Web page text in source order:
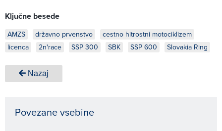
Ključne besede
AMZS državno prvenstvo
cestno hitrostni motociklizem
licenca
2n'race SSP 300 SBK SSP 600 Slovakia Ring
Nazaj
Povezane vsebine